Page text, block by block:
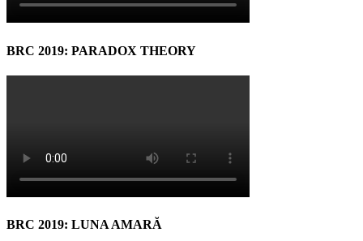
BRC 2019: PARADOX THEORY
BRC 2019: LUNA AMARĂ